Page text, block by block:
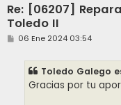
Re: [06207]
Toledo II
M
06 Ene 2024 03:54
Toledo Galego
Gracias por tu